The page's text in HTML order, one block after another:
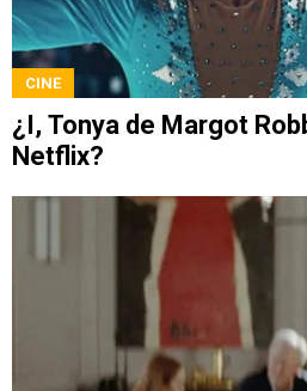
CINE
¿I, Tonya de Margot
Netflix?